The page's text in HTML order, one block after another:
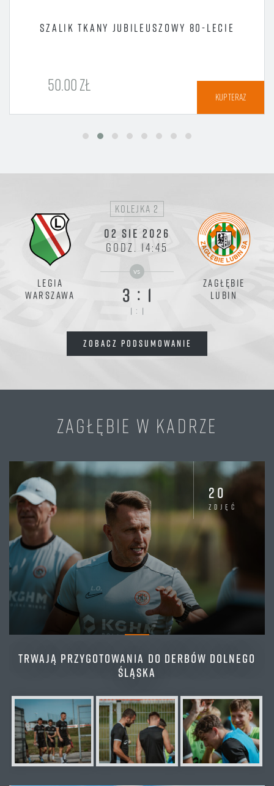
SZALIK TKANY JUBILEUSZOWY 80-LECIE
50.00 ZŁ
KUP TERAZ
LEGIA
WARSZAWA
kolejka 2
02 SIE 2026
GODZ. 14:45
vs
3 : 1
1 : 1
ZOBACZ PODSUMOWANIE
ZAGŁĘBIE
LUBIN
ZAGŁĘBIE W KADRZE
20
zdjęć
TRWAJĄ PRZYGOTOWANIA DO DERBÓW DOLNEGO
ŚLĄSKA